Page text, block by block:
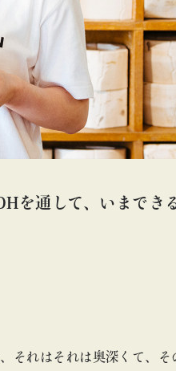
るところ
#アートフェア
#アニメ
#エンタメ
#デザイン
高輪
#ビームス ジャパン
#マンガ
#ライブ #レコード
#写真
を通して、いまでき
それはそれは奥深くて、そ
ャラリー #アート #ギャラリー #Bギ